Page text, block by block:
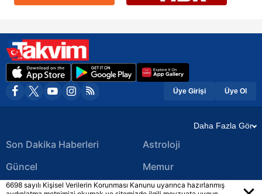
Üye Girişi Üye Ol
Daha Fazla Gör
Son Dakika Haberleri
Güncel
Ekonomi Haberleri
Astroloji
Memur
Yerel Haberler
6698 sayılı Kişisel Verilerin Korunması Kanunu uyarınca hazırlanmış